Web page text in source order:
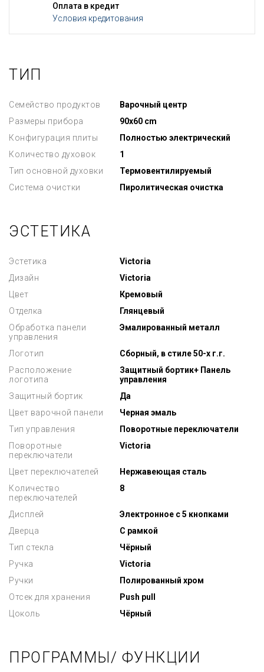
Оплата в кредит
Условия кредитования
ТИП
Семейство продуктов
Варочный центр
Размеры прибора
90x60 cm
Конфигурация плиты
Полностью электрический
Количество духовок
1
Тип основной духовки
Термовентилируемый
Система очистки
Пиролитическая очистка
ЭСТЕТИКА
Эстетика
Victoria
Дизайн
Victoria
Цвет
Кремовый
Отделка
Глянцевый
Обработка панели
управления
Эмалированный металл
Логотип
Сборный, в стиле 50-х г.г.
Расположение
логотипа
Защитный бортик+ Панель
управления
Защитный бортик
Да
Цвет варочной панели
Черная эмаль
Тип управления
Поворотные переключатели
Поворотные
переключатели
Victoria
Цвет переключателей
Нержавеющая сталь
Количество
переключателей
8
Дисплей
Электронное с 5 кнопками
Дверца
С рамкой
Тип стекла
Чёрный
Ручка
Victoria
Ручки
Полированный хром
Отсек для хранения
Push pull
Цоколь
Чёрный
ПРОГРАММЫ/ ФУНКЦИИ